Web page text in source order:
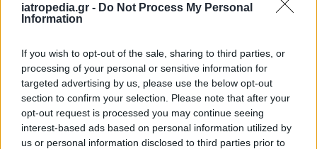
iatropedia.gr - Do Not Process My Personal
Information
If you wish to opt-out of the sale, sharing to third parties, or
processing of your personal or sensitive information for
targeted advertising by us, please use the below opt-out
section to confirm your selection. Please note that after your
opt-out request is processed you may continue seeing
interest-based ads based on personal information utilized by
us or personal information disclosed to third parties prior to